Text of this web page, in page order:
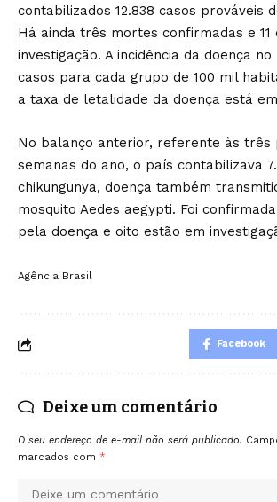
contabilizados 12.838 casos prováveis
Há ainda três mortes confirmadas e 11
investigação. A incidência da doença
casos para cada grupo de 100 mil
a taxa de letalidade da doença está
No balanço anterior, referente às três
semanas do ano, o país contabilizava
chikungunya, doença também
mosquito Aedes aegypti. Foi
pela doença e oito estão em
Agência Brasil
Facebook
Deixe um comentário
O seu endereço de e-mail não será publicado.
marcados com *